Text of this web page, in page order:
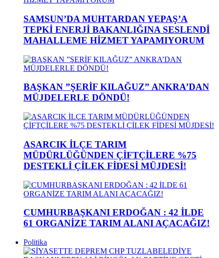
SAMSUN’DA MUHTARDAN YEPAŞ’A
TEPKİ ENERJİ BAKANLIĞINA SESLENDİ
MAHALLEME HİZMET YAPAMIYORUM
BAŞKAN ”ŞERİF KILAĞUZ” ANKRA’DAN
MÜJDELERLE DÖNDÜ!
ASARCIK İLÇE TARIM
MÜDÜRLÜĞÜNDEN ÇİFTÇİLERE %75
DESTEKLİ ÇİLEK FİDESİ MÜJDESİ!
CUMHURBAŞKANI ERDOĞAN : 42 İLDE
61 ORGANİZE TARIM ALANI AÇACAĞIZ!
Politika